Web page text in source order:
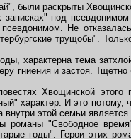
были раскрыты
под
Не
трущобы".
характерна тема
гниения и застоя.
Хвощинской этого
характер. И это потому,
этой семьи
"Свободное
годы". Герои этих